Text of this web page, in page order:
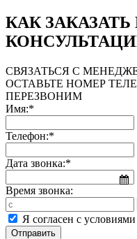
КАК
СВЯЗАТЬСЯ С
ОСТАВЬТЕ НОМЕР
ПЕРЕЗВОНИМ
Имя:*
Телефон:*
Дата звонка:*
Время звонка:
Я согласен с условиями